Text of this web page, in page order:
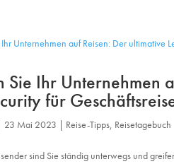
Sie Ihr Unternehmen
für
23 Mai 2023 | Reise-Tipps, Reisetagebuch
sind Sie ständig unterwegs und